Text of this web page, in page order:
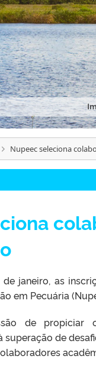
Nupeec seleciona
janeiro, as
em Pecuária
de propiciar
de